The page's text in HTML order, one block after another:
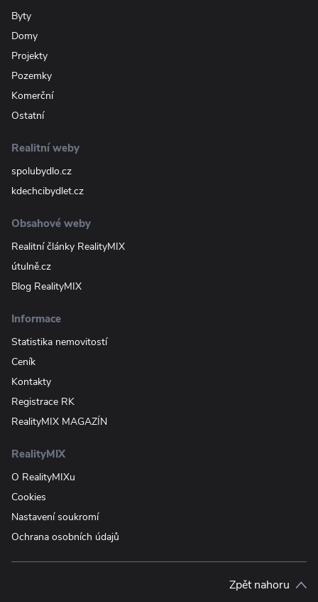
Byty
Domy
Projekty
Pozemky
Komerční
Ostatní
Realitní weby
spolubydlo.cz
kdechcibydlet.cz
Obsahové weby
Realitní články RealityMIX
útulně.cz
Blog RealityMIX
Informace
Statistika nemovitostí
Ceník
Kontakty
Registrace RK
RealityMIX MAGAZÍN
RealityMIX
O RealityMIXu
Cookies
Nastavení soukromí
Ochrana osobních údajů
Zpět nahoru